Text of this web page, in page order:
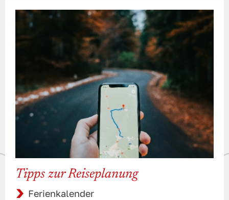
Tipps zur Reiseplanung
Ferienkalender